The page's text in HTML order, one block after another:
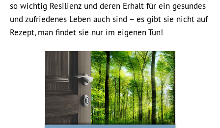
so wichtig Resilienz und deren Erhalt für ein gesundes
und zufriedenes Leben auch sind – es gibt sie nicht auf
Rezept, man findet sie nur im eigenen Tun!
Natur vor der Haustür